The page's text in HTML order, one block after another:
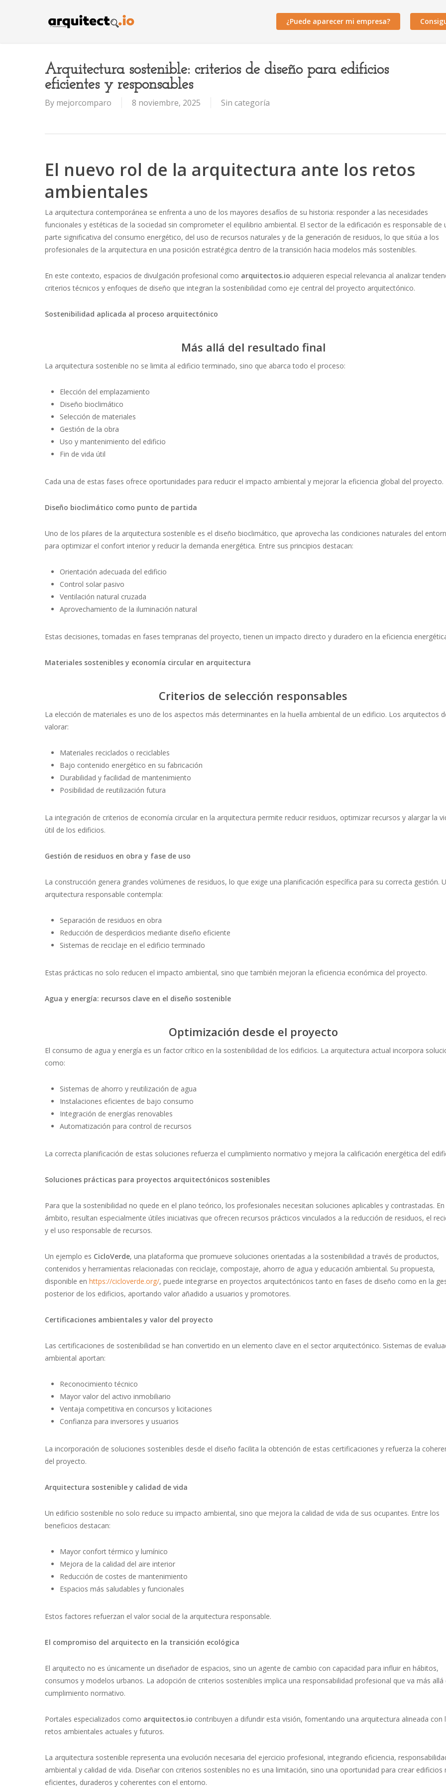
¿Puede aparecer mi empresa?
Arquitectura sostenible: criterios de diseño para edificios
eficientes y responsables
By mejorcomparo 8 noviembre, 2025 Sin categoría
El nuevo rol de la arquitectura ante los retos
ambientales
La arquitectura contemporánea se enfrenta a uno de los mayores desafíos de su historia: responder a las necesidades
funcionales y estéticas de la sociedad sin comprometer el equilibrio ambiental. El sector de la edificación es responsable de
parte significativa del consumo energético, del uso de recursos naturales y de la generación de residuos, lo que sitúa a los
profesionales de la arquitectura en una posición estratégica dentro de la transición hacia modelos más sostenibles.
En este contexto, espacios de divulgación profesional como arquitectos.io adquieren especial relevancia al analizar
criterios técnicos y enfoques de diseño que integran la sostenibilidad como eje central del proyecto arquitectónico.
Sostenibilidad aplicada al proceso arquitectónico
Más allá del resultado final
La arquitectura sostenible no se limita al edificio terminado, sino que abarca todo el proceso:
Elección del emplazamiento
Diseño bioclimático
Selección de materiales
Gestión de la obra
Uso y mantenimiento del edificio
Fin de vida útil
Cada una de estas fases ofrece oportunidades para reducir el impacto ambiental y mejorar la eficiencia global del proyecto.
Diseño bioclimático como punto de partida
Uno de los pilares de la arquitectura sostenible es el diseño bioclimático, que aprovecha las condiciones naturales del
para optimizar el confort interior y reducir la demanda energética. Entre sus principios destacan:
Orientación adecuada del edificio
Control solar pasivo
Ventilación natural cruzada
Aprovechamiento de la iluminación natural
Estas decisiones, tomadas en fases tempranas del proyecto, tienen un impacto directo y duradero en la eficiencia
Materiales sostenibles y economía circular en arquitectura
Criterios de selección responsables
La elección de materiales es uno de los aspectos más determinantes en la huella ambiental de un edificio. Los arquitectos
valorar:
Materiales reciclados o reciclables
Bajo contenido energético en su fabricación
Durabilidad y facilidad de mantenimiento
Posibilidad de reutilización futura
La integración de criterios de economía circular en la arquitectura permite reducir residuos, optimizar recursos y alargar la
útil de los edificios.
Gestión de residuos en obra y fase de uso
La construcción genera grandes volúmenes de residuos, lo que exige una planificación específica para su correcta gestión.
arquitectura responsable contempla:
Separación de residuos en obra
Reducción de desperdicios mediante diseño eficiente
Sistemas de reciclaje en el edificio terminado
Estas prácticas no solo reducen el impacto ambiental, sino que también mejoran la eficiencia económica del proyecto.
Agua y energía: recursos clave en el diseño sostenible
Optimización desde el proyecto
El consumo de agua y energía es un factor crítico en la sostenibilidad de los edificios. La arquitectura actual incorpora
como:
Sistemas de ahorro y reutilización de agua
Instalaciones eficientes de bajo consumo
Integración de energías renovables
Automatización para control de recursos
La correcta planificación de estas soluciones refuerza el cumplimiento normativo y mejora la calificación energética del
Soluciones prácticas para proyectos arquitectónicos sostenibles
Para que la sostenibilidad no quede en el plano teórico, los profesionales necesitan soluciones aplicables y contrastadas.
ámbito, resultan especialmente útiles iniciativas que ofrecen recursos prácticos vinculados a la reducción de residuos, el
y el uso responsable de recursos.
Un ejemplo es CicloVerde, una plataforma que promueve soluciones orientadas a la sostenibilidad a través de productos,
contenidos y herramientas relacionadas con reciclaje, compostaje, ahorro de agua y educación ambiental. Su propuesta,
disponible en https://cicloverde.org/, puede integrarse en proyectos arquitectónicos tanto en fases de diseño como en la
posterior de los edificios, aportando valor añadido a usuarios y promotores.
Certificaciones ambientales y valor del proyecto
Las certificaciones de sostenibilidad se han convertido en un elemento clave en el sector arquitectónico. Sistemas de
ambiental aportan:
Reconocimiento técnico
Mayor valor del activo inmobiliario
Ventaja competitiva en concursos y licitaciones
Confianza para inversores y usuarios
La incorporación de soluciones sostenibles desde el diseño facilita la obtención de estas certificaciones y refuerza la
del proyecto.
Arquitectura sostenible y calidad de vida
Un edificio sostenible no solo reduce su impacto ambiental, sino que mejora la calidad de vida de sus ocupantes. Entre los
beneficios destacan:
Mayor confort térmico y lumínico
Mejora de la calidad del aire interior
Reducción de costes de mantenimiento
Espacios más saludables y funcionales
Estos factores refuerzan el valor social de la arquitectura responsable.
El compromiso del arquitecto en la transición ecológica
El arquitecto no es únicamente un diseñador de espacios, sino un agente de cambio con capacidad para influir en hábitos,
consumos y modelos urbanos. La adopción de criterios sostenibles implica una responsabilidad profesional que va más allá
cumplimiento normativo.
Portales especializados como arquitectos.io contribuyen a difundir esta visión, fomentando una arquitectura alineada con
retos ambientales actuales y futuros.
La arquitectura sostenible representa una evolución necesaria del ejercicio profesional, integrando eficiencia,
ambiental y calidad de vida. Diseñar con criterios sostenibles no es una limitación, sino una oportunidad para crear edificios
eficientes, duraderos y coherentes con el entorno.